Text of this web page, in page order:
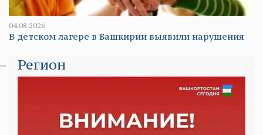
04.08.2026
В детском лагере в Башкирии выявили нарушения
Регион